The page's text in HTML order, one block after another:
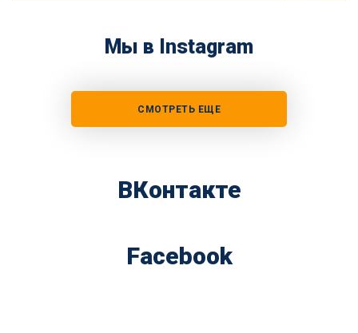
Мы в Instagram
СМОТРЕТЬ ЕЩЕ
ВКонтакте
Facebook